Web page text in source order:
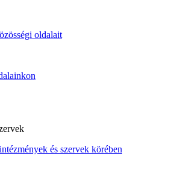
oldalait
és szervek körében